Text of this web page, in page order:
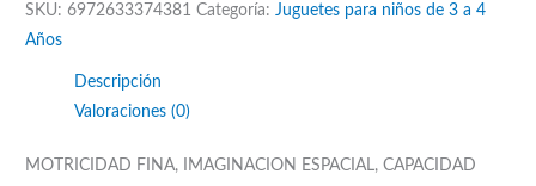
cantidad
SKU:6972633374381 Categoría:Juguetes para niños de 3 a 4
Años
Descripción
Valoraciones (0)
MOTRICIDAD FINA, IMAGINACION ESPACIAL, CAPACIDAD